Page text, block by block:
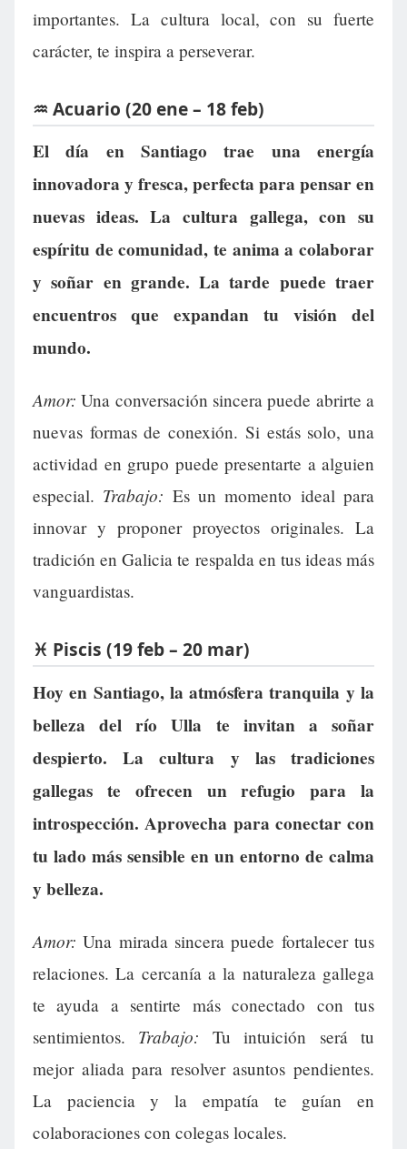
importantes. La cultura local, con su fuerte
carácter, te inspira a perseverar.
♒ Acuario (20 ene – 18 feb)
El día en Santiago trae una energía
innovadora y fresca, perfecta para pensar en
nuevas ideas. La cultura gallega, con su
espíritu de comunidad, te anima a colaborar
y soñar en grande. La tarde puede traer
encuentros que expandan tu visión del
mundo.
Amor: Una conversación sincera puede abrirte a
nuevas formas de conexión. Si estás solo, una
actividad en grupo puede presentarte a alguien
especial. Trabajo: Es un momento ideal para
innovar y proponer proyectos originales. La
tradición en Galicia te respalda en tus ideas más
vanguardistas.
♓ Piscis (19 feb – 20 mar)
Hoy en Santiago, la atmósfera tranquila y la
belleza del río Ulla te invitan a soñar
despierto. La cultura y las tradiciones
gallegas te ofrecen un refugio para la
introspección. Aprovecha para conectar con
tu lado más sensible en un entorno de calma
y belleza.
Amor: Una mirada sincera puede fortalecer tus
relaciones. La cercanía a la naturaleza gallega
te ayuda a sentirte más conectado con tus
sentimientos. Trabajo: Tu intuición será tu
mejor aliada para resolver asuntos pendientes.
La paciencia y la empatía te guían en
colaboraciones con colegas locales.